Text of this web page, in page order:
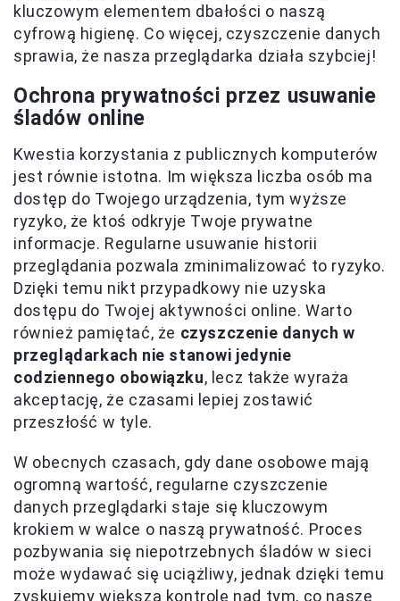
kluczowym elementem dbałości o naszą
cyfrową higienę. Co więcej, czyszczenie danych
sprawia, że nasza przeglądarka działa szybciej!
Ochrona prywatności przez usuwanie
śladów online
Kwestia korzystania z publicznych komputerów
jest równie istotna. Im większa liczba osób ma
dostęp do Twojego urządzenia, tym wyższe
ryzyko, że ktoś odkryje Twoje prywatne
informacje. Regularne usuwanie historii
przeglądania pozwala zminimalizować to ryzyko.
Dzięki temu nikt przypadkowy nie uzyska
dostępu do Twojej aktywności online. Warto
również pamiętać, że czyszczenie danych w
przeglądarkach nie stanowi jedynie
codziennego obowiązku, lecz także wyraża
akceptację, że czasami lepiej zostawić
przeszłość w tyle.
W obecnych czasach, gdy dane osobowe mają
ogromną wartość, regularne czyszczenie
danych przeglądarki staje się kluczowym
krokiem w walce o naszą prywatność. Proces
pozbywania się niepotrzebnych śladów w sieci
może wydawać się uciążliwy, jednak dzięki temu
zyskujemy większą kontrolę nad tym, co nasze